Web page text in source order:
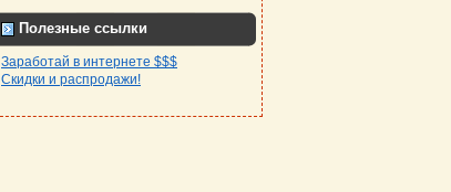
Полезные ссылки
Заработай в интернете $$$
Скидки и распродажи!